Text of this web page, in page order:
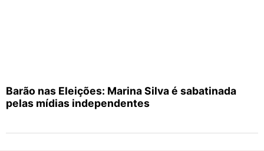
Barão nas Eleições: Marina Silva é sabatinada
pelas mídias independentes